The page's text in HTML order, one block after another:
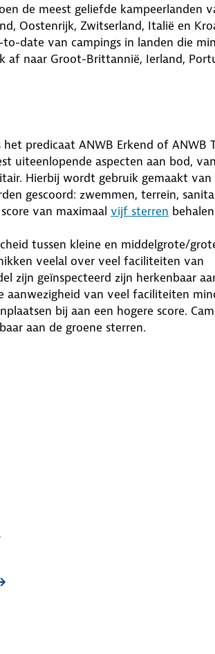
de meest geliefde kampeerlanden
Oostenrijk, Zwitserland, Italië en
date van campings in landen die
af naar Groot-Brittannië, Ierland,
predicaat ANWB Erkend of ANWB
uiteenlopende aspecten aan bod,
Hierbij wordt gebruik gemaakt van
gescoord: zwemmen, terrein,
van maximaal vijf sterren
tussen kleine en middelgrote/
veelal over veel faciliteiten van
zijn geïnspecteerd zijn herkenbaar
aanwezigheid van veel faciliteiten
bij aan een hogere score.
aan de groene sterren.